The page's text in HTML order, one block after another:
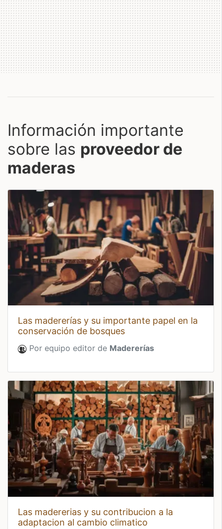
Información importante
sobre las proveedor de
maderas
las madererías y su importante papel en la
conservación de bosques
Por equipo editor de Madererías
las madererias y su contribucion a la
adaptacion al cambio climatico